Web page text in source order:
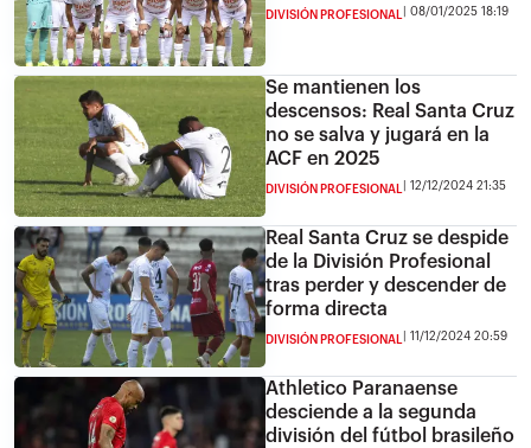
DIVISIÓN PROFESIONAL 08/01/2025 18:19
Se mantienen los
descensos: Real Santa Cruz
no se salva y jugará en la
ACF en 2025
DIVISIÓN PROFESIONAL 12/12/2024 21:35
Real Santa Cruz se despide
de la División Profesional
tras perder y descender de
forma directa
DIVISIÓN PROFESIONAL 11/12/2024 20:59
Athletico Paranaense
desciende a la segunda
división del fútbol brasileño